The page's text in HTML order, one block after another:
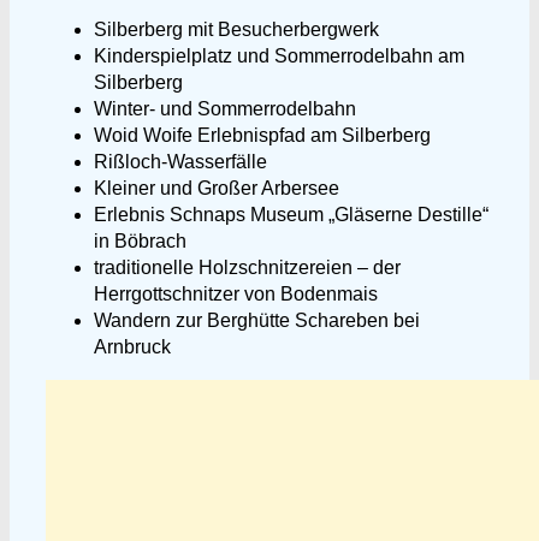
Silberberg mit Besucherbergwerk
Kinderspielplatz und Sommerrodelbahn am
Silberberg
Winter- und Sommerrodelbahn
Woid Woife Erlebnispfad am Silberberg
Rißloch-Wasserfälle
Kleiner und Großer Arbersee
Erlebnis Schnaps Museum „Gläserne Destille“
in Böbrach
traditionelle Holzschnitzereien – der
Herrgottschnitzer von Bodenmais
Wandern zur Berghütte Schareben bei
Arnbruck